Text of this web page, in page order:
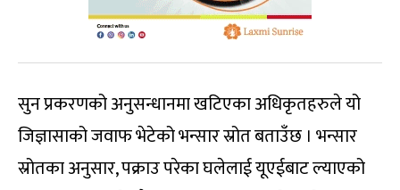
सुन प्रकरणको अनुसन्धानमा खटिएका अधिकृतहरुले यो
जिज्ञासाको जवाफ भेटेको भन्सार स्रोत बताउँछ । भन्सार
स्रोतका अनुसार, पक्राउ परेका घलेलाई यूएईबाट ल्याएको